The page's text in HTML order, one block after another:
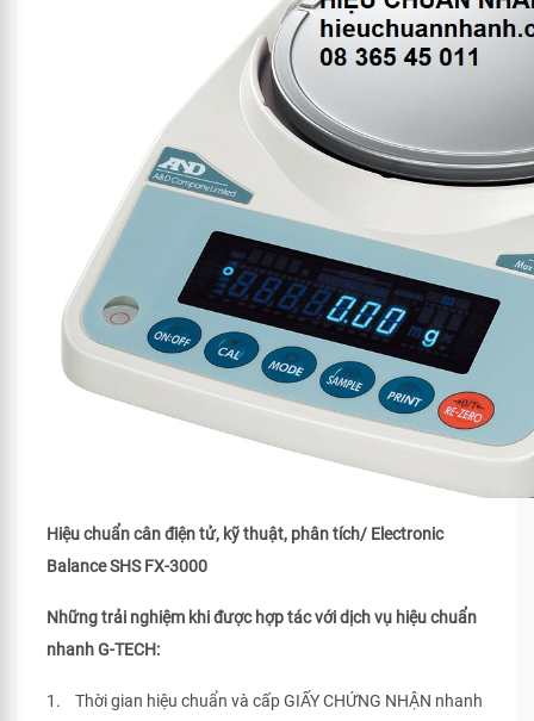
Hiệu chuẩn cân điện tử, kỹ thuật, phân tích/ Electronic
Balance SHS FX-3000
Những trải nghiệm khi được hợp tác với dịch vụ hiệu chuẩn
nhanh G-TECH:
1. Thời gian hiệu chuẩn và cấp GIẤY CHỨNG NHẬN nhanh